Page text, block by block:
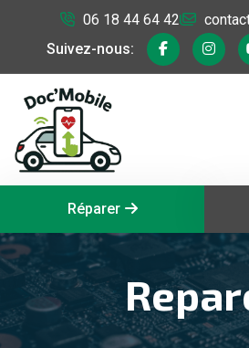
Suivez-nous:
06 18 44 64 42
Réparer